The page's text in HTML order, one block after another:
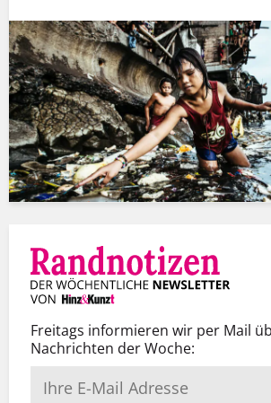
Freitags informieren wir per Mail
Nachrichten der Woche: